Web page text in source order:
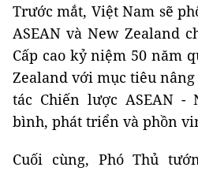
Trước mắt, Việt Nam sẽ
ASEAN và New Zealand
Cấp cao kỷ niệm 50 năm
Zealand với mục tiêu
tác Chiến lược ASEAN -
bình, phát triển và phồn
Cuối cùng, Phó Thủ